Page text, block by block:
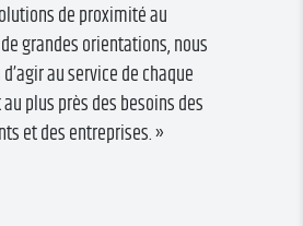
de proximité au
grandes orientations, nous
au service de chaque
plus près des besoins des
et des entreprises. »